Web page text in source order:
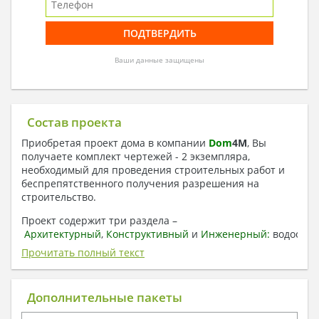
Ваши данные защищены
Состав проекта
Приобретая проект дома в компании Dom4M, Вы
получаете комплект чертежей - 2 экземпляра,
необходимый для проведения строительных работ и
беспрепятственного получения разрешения на
строительство.
Проект содержит три раздела –
Архитектурный, Конструктивный и Инженерный:
отопление, вентиляция, канализация,
электроснабжение (приобретается за дополнительную
плату) + Пояснительная записка.
1. Архитектурный раздел:
Прочитать полный текст
Дополнительные пакеты